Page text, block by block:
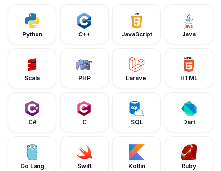
Python C++ JavaScript Java
Scala PHP Laravel HTML
C# C SQL Dart
Go Lang Swift Kotlin Ruby